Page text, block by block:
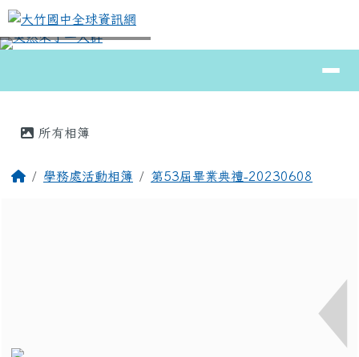
跳至主內容區
大竹國中全球資訊網
⏸
所有相簿
回首頁學務處活動相簿 第53屆畢業典禮-20230608